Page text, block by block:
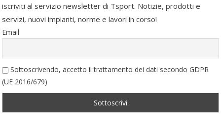
iscriviti al servizio newsletter di Tsport. Notizie, prodotti e
servizi, nuovi impianti, norme e lavori in corso!
Email
Sottoscrivendo, accetto il trattamento dei dati secondo GDPR
(UE 2016/679)